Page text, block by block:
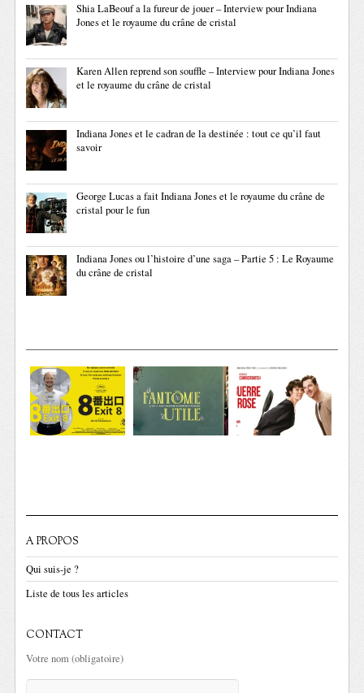
Shia LaBeouf a la fureur de jouer – Interview pour Indiana
Jones et le royaume du crâne de cristal
Karen Allen reprend son souffle – Interview pour Indiana Jones
et le royaume du crâne de cristal
Indiana Jones et le cadran de la destinée : tout ce qu’il faut
savoir
George Lucas a fait Indiana Jones et le royaume du crâne de
cristal pour le fun
Indiana Jones ou l’histoire d’une saga – Partie 5 : Le Royaume
du crâne de cristal
A PROPOS
Qui suis-je ?
Liste de tous les articles
CONTACT
Votre nom (obligatoire)